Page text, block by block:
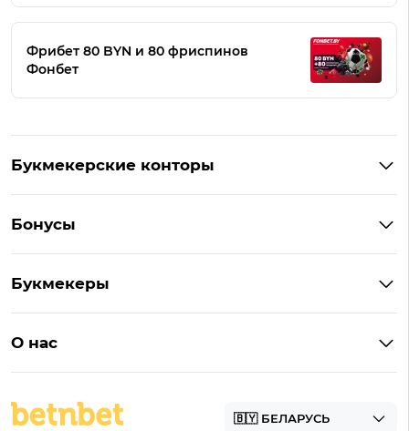
Фрибет 80 BYN и 80 фриспинов
Фонбет
Букмекерские конторы
Букмекеры на Андроид
БК для ставок на киберспорт
Бонусы
Бонус на депозит
Бонусы Бетера
Букмекеры
Марафонбет
О нас